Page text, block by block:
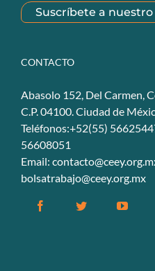
Suscríbete a
CONTACTO
Abasolo 152, Del Carmen,
C.P. 04100. Ciudad de
Teléfonos:+52(55)
56608051
Email:
bolsatrabajo@ceey.org.mx
FacebookTwitter